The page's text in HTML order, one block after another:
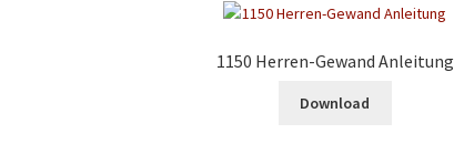
1150 Herren-Gewand Anleitung
Download